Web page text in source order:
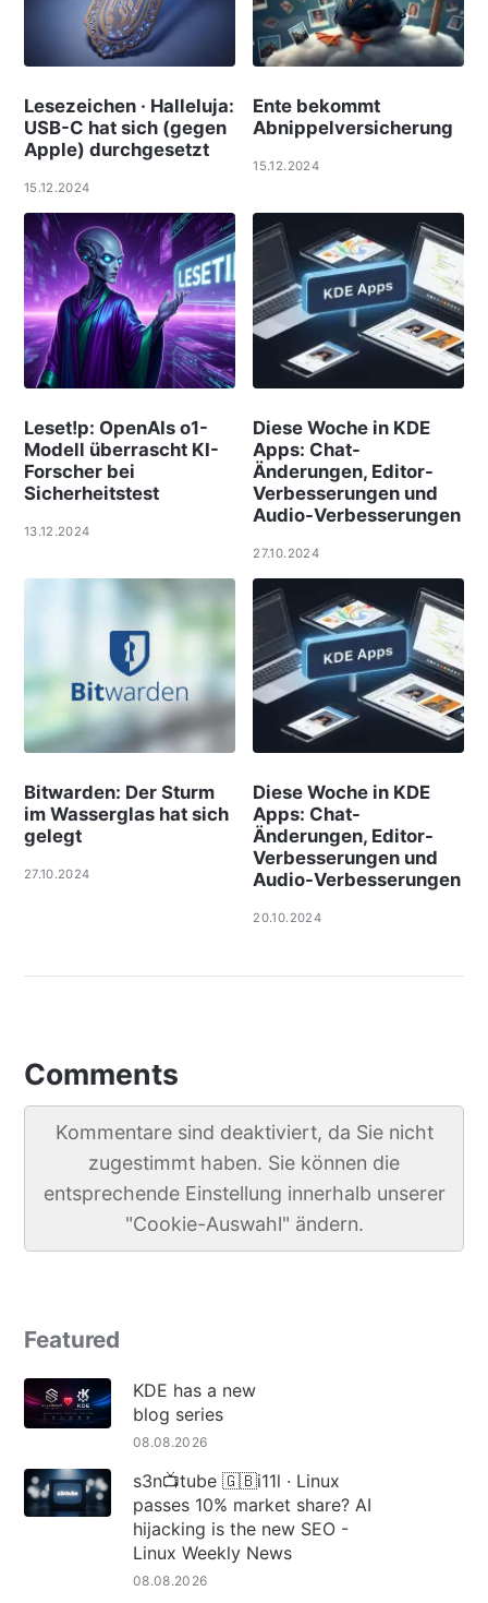
Lesezeichen · Halleluja:
USB-C hat sich (gegen
Apple) durchgesetzt
15.12.2024
Ente bekommt
Abnippelversicherung
15.12.2024
Leset!p: OpenAIs o1-
Modell überrascht KI-
Forscher bei
Sicherheitstest
13.12.2024
Diese Woche in KDE
Apps: Chat-
Änderungen, Editor-
Verbesserungen und
Audio-Verbesserungen
27.10.2024
Bitwarden: Der Sturm
im Wasserglas hat sich
gelegt
27.10.2024
Diese Woche in KDE
Apps: Chat-
Änderungen, Editor-
Verbesserungen und
Audio-Verbesserungen
20.10.2024
Comments
Kommentare sind deaktiviert, da Sie nicht
zugestimmt haben. Sie können die
entsprechende Einstellung innerhalb unserer
"Cookie-Auswahl" ändern.
Featured
KDE has a new
blog series
08.08.2026
s3n📺tube 🇬🇧i11l · Linux
passes 10% market share? AI
hijacking is the new SEO -
Linux Weekly News
08.08.2026